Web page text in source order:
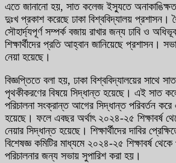
এতে জানানো হয়, সাত কলেজ ইস্যুতে
দুঃখ প্রকাশ করেছে ঢাকা বিশ্ববিদ্যালয় প্রশাসন।
সৌহার্দ্যপূর্ণ সম্পর্ক বজায় রাখার জন্য ঢাবি ও
শিক্ষার্থীদের প্রতি আহ্বান জানিয়েছে প্রশাসন।
নেয়া হয়েছে।
বিজ্ঞপ্তিতে বলা হয়, ঢাকা বিশ্ববিদ্যালয়ের সাথে
পৃথকীকরণের বিষয়ে সিদ্ধান্ত হয়েছে। এই সাত
পরিচালনা সংক্রান্ত আগের সিদ্ধান্ত পরিবর্তন
হয়েছে। ফলে এবছর অর্থাৎ ২০২৪-২৫ শিক্ষাবর্ষ
নেয়ার সিদ্ধান্ত হয়েছে। শিক্ষার্থীদের দাবির
বিশেষজ্ঞ কমিটির মাধ্যমে ২০২৪-২৫ শিক্ষাবর্ষ থেকে
পরিচালনার জন্য সভায় সুপারিশ করা হয়।